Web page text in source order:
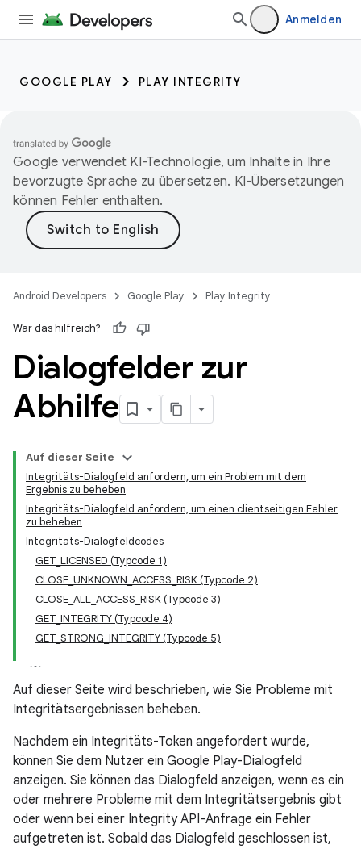
Anmelden
GOOGLE PLAY PLAY INTEGRITY
Google verwendet KI-Technologie, um Inhalte in Ihre
bevorzugte Sprache zu übersetzen. KI-Übersetzungen
können Fehler enthalten.
Android Developers Google Play Play Integrity
War das hilfreich?
Dialogfelder zur
Abhilfe
Auf dieser Seite
Integritäts-Dialogfeld anfordern, um ein Problem mit dem
Ergebnis zu beheben
Integritäts-Dialogfeld anfordern, um einen clientseitigen Fehler
zu beheben
Integritäts-Dialogfeldcodes
GET_LICENSED (Typcode 1)
CLOSE_UNKNOWN_ACCESS_RISK (Typcode 2)
CLOSE_ALL_ACCESS_RISK (Typcode 3)
GET_INTEGRITY (Typcode 4)
GET_STRONG_INTEGRITY (Typcode 5)
Auf dieser Seite wird beschrieben, wie Sie Probleme mit
Integritätsergebnissen beheben.
Nachdem ein Integritäts-Token angefordert wurde,
können Sie dem Nutzer ein Google Play-Dialogfeld
anzeigen. Sie können das Dialogfeld anzeigen, wenn es ein
oder mehrere Probleme mit dem Integritätsergebnis gibt
oder wenn bei einer Integrity API-Anfrage ein Fehler
aufgetreten ist. Sobald das Dialogfeld geschlossen ist,